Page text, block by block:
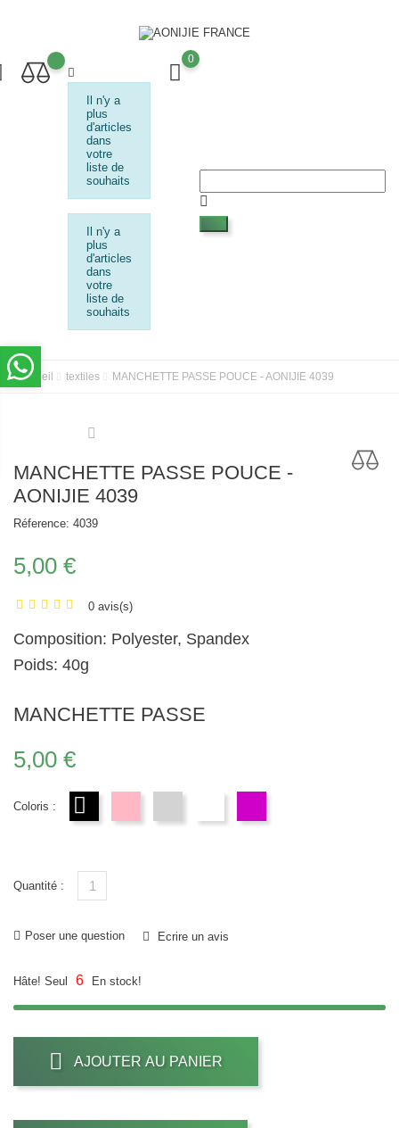
Il n'y a
plus
d'articles
dans
votre
liste de
souhaits
Il n'y a
plus
d'articles
dans
votre
liste de
souhaits
0
Accueil textiles MANCHETTE PASSE POUCE - AONIJIE 4039
MANCHETTE PASSE POUCE -
AONIJIE 4039
Réference: 4039
5,00 €
0 avis(s)
Composition: Polyester, Spandex
Poids: 40g
MANCHETTE PASSE
5,00 €
Coloris :
Quantité :
Poser une question Ecrire un avis
Hâte! Seul 6 En stock!
AJOUTER AU PANIER